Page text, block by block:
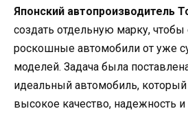
Японский автопроизводитель
создать отдельную марку, чтобы
роскошные автомобили от уже
моделей. Задача была
идеальный автомобиль,
высокое качество, надежность